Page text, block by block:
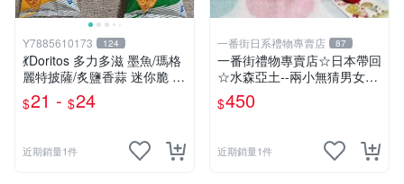
Y7885610173 124
💃Doritos 多力多滋 墨魚/瑪格
麗特披薩/炙鹽香蒜 迷你脆 54
g🕺 洋芋片 玉米片薯片 餅乾
隨身包 玉米脆片 零食
$21 - $24
近期銷量1件
一番街日系禮物專賣店 87
一番街禮物專賣店☆日本帶回
☆水森亞土--兩小無猜男女孩
娃娃~單件小隻價~超迷人禮
物首選!
$450
近期銷量1件